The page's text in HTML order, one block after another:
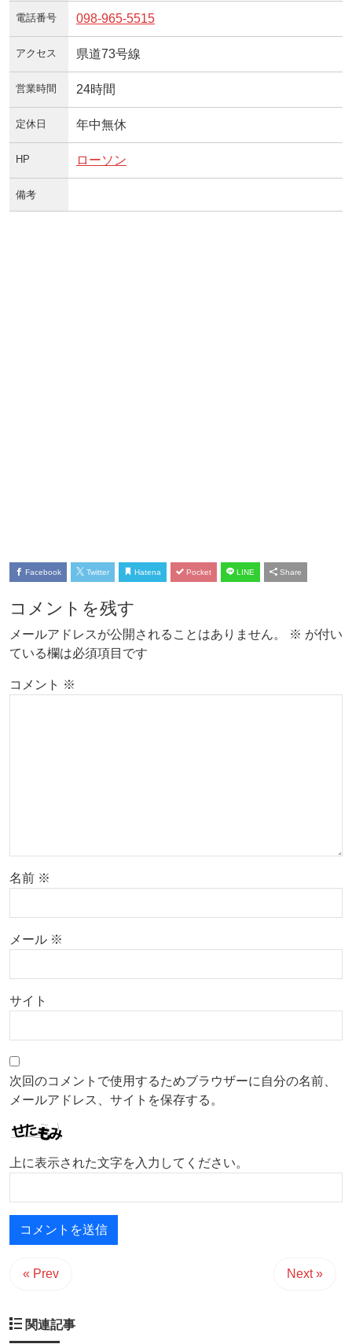
電話番号 098-965-5515
アクセス 県道73号線
営業時間 24時間
定休日 年中無休
HP ローソン
備考
Facebook Twitter Hatena Pocket LINE Share
コメントを残す
メールアドレスが公開されることはありません。 ※ が付い
ている欄は必須項目です
コメント ※
名前 ※
メール ※
サイト
次回のコメントで使用するためブラウザーに自分の名前、
メールアドレス、サイトを保存する。
上に表示された文字を入力してください。
« Prev Next »
関連記事